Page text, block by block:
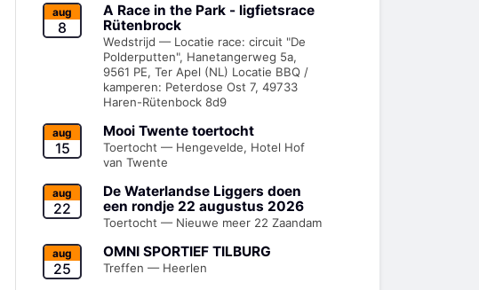
& EuSupino 🡺
ligfietsers.nl 🡺
aug
8
A Race in the Park - ligfietsrace
Rütenbrock
Wedstrijd — Locatie race: circuit "De
Polderputten", Hanetangerweg 5a,
9561 PE, Ter Apel (NL) Locatie BBQ /
kamperen: Peterdose Ost 7, 49733
Haren-Rütenbock 8d9
aug
15
Mooi Twente toertocht
Toertocht — Hengevelde, Hotel Hof
van Twente
aug
22
De Waterlandse Liggers doen
een rondje 22 augustus 2026
Toertocht — Nieuwe meer 22 Zaandam
aug
25
OMNI SPORTIEF TILBURG
Treffen — Heerlen